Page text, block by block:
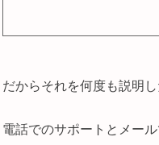
だからそれを何度も説明
電話でのサポートとメー